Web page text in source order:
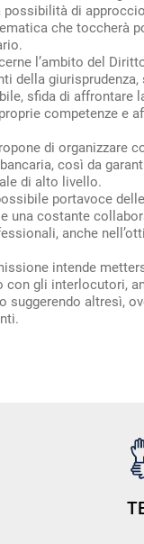
possibilità di
che toccherà
l’ambito del
della
sfida di affrontare
competenze e
di organizzare
così da
di alto livello.
portavoce
una costante
anche
intende
con gli interlocutori,
suggerendo altresì,